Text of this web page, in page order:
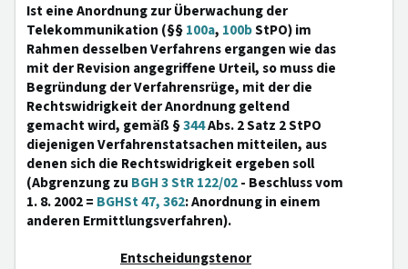
Ist eine Anordnung zur Überwachung der
Telekommunikation (§§100a, 100bStPO) im
Rahmen desselben Verfahrens ergangen wie das
mit der Revision angegriffene Urteil, so muss die
Begründung der Verfahrensrüge, mit der die
Rechtswidrigkeit der Anordnung geltend
gemacht wird, gemäß §344Abs. 2 Satz 2 StPO
diejenigen Verfahrenstatsachen mitteilen, aus
denen sich die Rechtswidrigkeit ergeben soll
(Abgrenzung zu BGH 3 StR 122/02- Beschluss vom
1. 8. 2002 = BGHSt 47, 362: Anordnung in einem
anderen Ermittlungsverfahren).
Entscheidungstenor